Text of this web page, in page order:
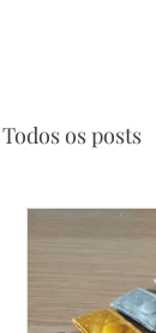
Todos os posts